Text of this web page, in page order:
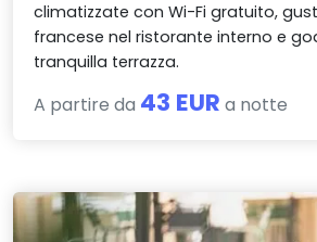
climatizzate con Wi-Fi gratuito,
francese nel ristorante interno e
tranquilla terrazza.
A partire da 43 EUR a notte